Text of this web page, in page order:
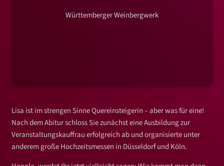
Württemberger Weinbergwerk
Lisa ist im strengen Sinne Quereinsteigerin – aber was für eine!
Nach dem Abitur schloss Sie zunächst eine Ausbildung zur
Veranstaltungskauffrau erfolgreich ab und organisierte unter
anderem große Hochzeitsmessen in Düsseldorf und Köln.